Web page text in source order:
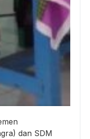
dan SDM